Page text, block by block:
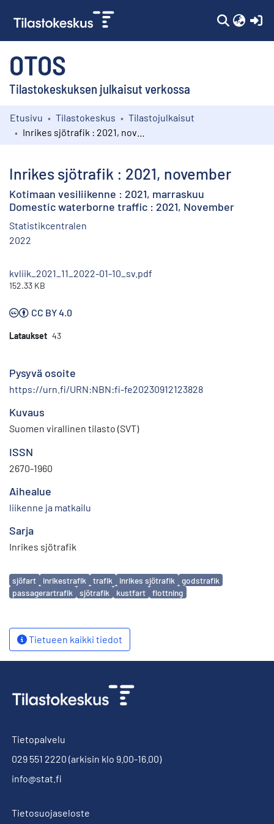
OTOS
Tilastokeskuksen julkaisut verkossa
Kokoelmat
Etusivu Tilastokeskus
Tilastojulkaisut
Inrikes sjötrafik : 2021, november
Kotimaan vesiliikenne : 2021, marraskuu
Domestic waterborne traffic : 2021, November
Statistikcentralen
2022
kvliik_2021_11_2022-01-10_sv.pdf
152.33 KB
CC BY 4.0
Lataukset 43
Pysyvä osoite
https://urn.fi/URN:NBN:fi-fe20230912123828
Kuvaus
Suomen virallinen tilasto (SVT)
ISSN
2670-1960
Aihealue
liikenne ja matkailu
Sarja
Inrikes sjötrafik
Avainsanat
sjöfart inrikestrafik trafik inrikes sjötrafik
godstrafik
passagerartrafik
sjötrafik kustfart flottning
Tietueen kaikki tiedot
Tietopalvelu
029 551 2220 (arkisin klo 9.00-16.00)
info@stat.fi
Tietosuojaseloste